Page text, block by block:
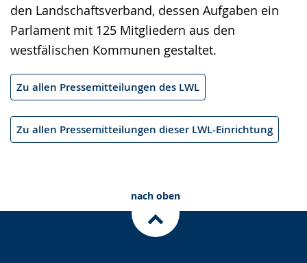
den Landschaftsverband, dessen Aufgaben ein
Parlament mit 125 Mitgliedern aus den
westfälischen Kommunen gestaltet.
Zu allen Pressemitteilungen des LWL
Zu allen Pressemitteilungen dieser LWL-Einrichtung
nach oben